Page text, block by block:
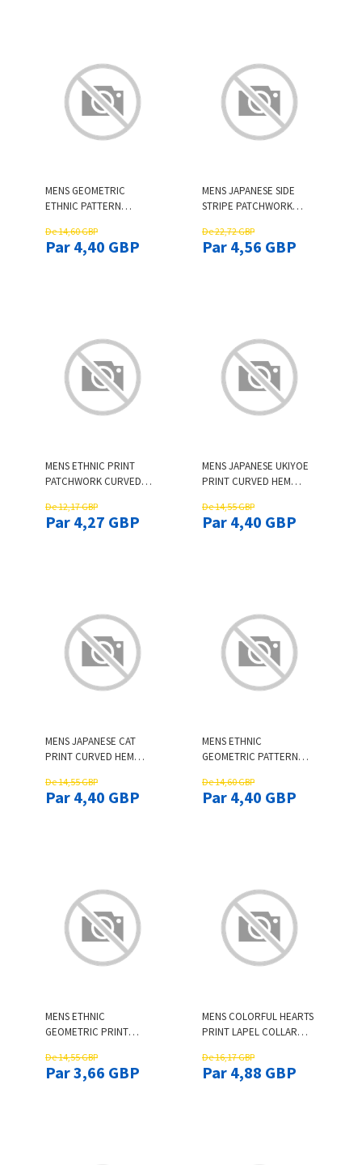
MENS GEOMETRIC
ETHNIC PATTERN
T-SHIRTS
De 14,60 GBP
Par 4,40 GBP
MENS JAPANESE SIDE
STRIPE PATCHWORK
LOOSE PANTS
De 22,72 GBP
Par 4,56 GBP
MENS ETHNIC PRINT
PATCHWORK CURVED
SHIRTS
De 12,17 GBP
Par 4,27 GBP
MENS JAPANESE UKIYOE
PRINT CURVED HEM
De 14,55 GBP
Par 4,40 GBP
MENS JAPANESE CAT
PRINT CURVED HEM
De 14,55 GBP
Par 4,40 GBP
MENS ETHNIC
GEOMETRIC PATTERN
SHORT SLEEVE T-SHIRTS
De 14,60 GBP
Par 4,40 GBP
MENS ETHNIC
GEOMETRIC PRINT
SLEEVE T-SHIRTS WINTER
De 14,55 GBP
Par 3,66 GBP
MENS COLORFUL HEARTS
PRINT LAPEL COLLAR
De 16,17 GBP
Par 4,88 GBP